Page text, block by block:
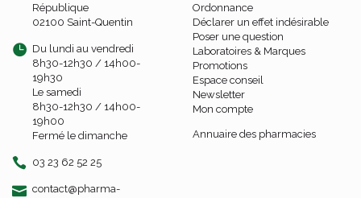
République
02100 Saint-Quentin
Du lundi au vendredi
8h30-12h30 / 14h00-
19h30
Le samedi
8h30-12h30 / 14h00-
19h00
Fermé le dimanche
03 23 62 52 25
contact-
@-
pharma-
Ordonnance
Déclarer un effet indésirable
Poser une question
Laboratoires & Marques
Promotions
Espace conseil
Newsletter
Mon compte
Annuaire des pharmacies